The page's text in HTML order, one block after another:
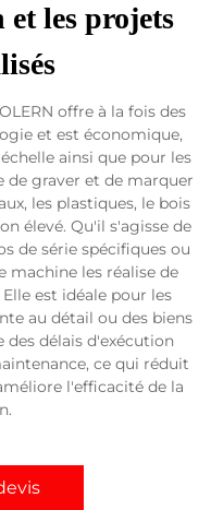
les projets
offre à la fois des
et est économique,
ainsi que pour les
de graver et de marquer
les plastiques, le bois
élevé. Qu'il s'agisse de
de série spécifiques ou
machine les réalise de
est idéale pour les
au détail ou des biens
délais d'exécution
ce qui réduit
l'efficacité de la